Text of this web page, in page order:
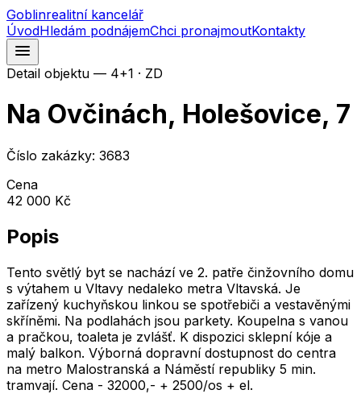
Goblinrealitní kancelář
ÚvodHledám podnájemChci pronajmoutKontakty
Detail objektu — 4+1 · ZD
Na Ovčinách, Holešovice, 7
Číslo zakázky: 3683
Cena
42 000 Kč
Popis
Tento světlý byt se nachází ve 2. patře činžovního domu
s výtahem u Vltavy nedaleko metra Vltavská. Je
zařízený kuchyňskou linkou se spotřebiči a vestavěnými
skříněmi. Na podlahách jsou parkety. Koupelna s vanou
a pračkou, toaleta je zvlášť. K dispozici sklepní kóje a
malý balkon. Výborná dopravní dostupnost do centra
na metro Malostranská a Náměstí republiky 5 min.
tramvají. Cena - 32000,- + 2500/os + el.